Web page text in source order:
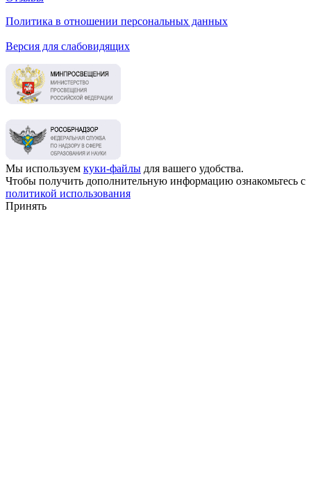
Политика в отношении персональных данных
Версия для слабовидящих
Мы используем куки-файлы для вашего удобства.
Чтобы получить дополнительную информацию ознакомьтесь с
политикой использования
Принять